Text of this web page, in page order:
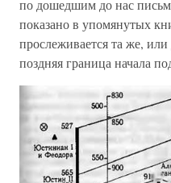
по дошедшим до нас
показано в упомянутых
прослеживается та же,
поздняя граница начала